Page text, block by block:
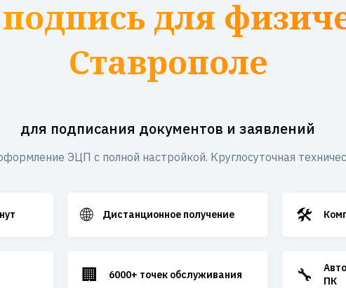
для
Ставрополе
для подписания документов и заявлений
ЭЦП с полной настройкой. Круглосуточная
🌐 Дистанционное получение 🛠️
🏢 6000+ точек обслуживания 🔧
ПК